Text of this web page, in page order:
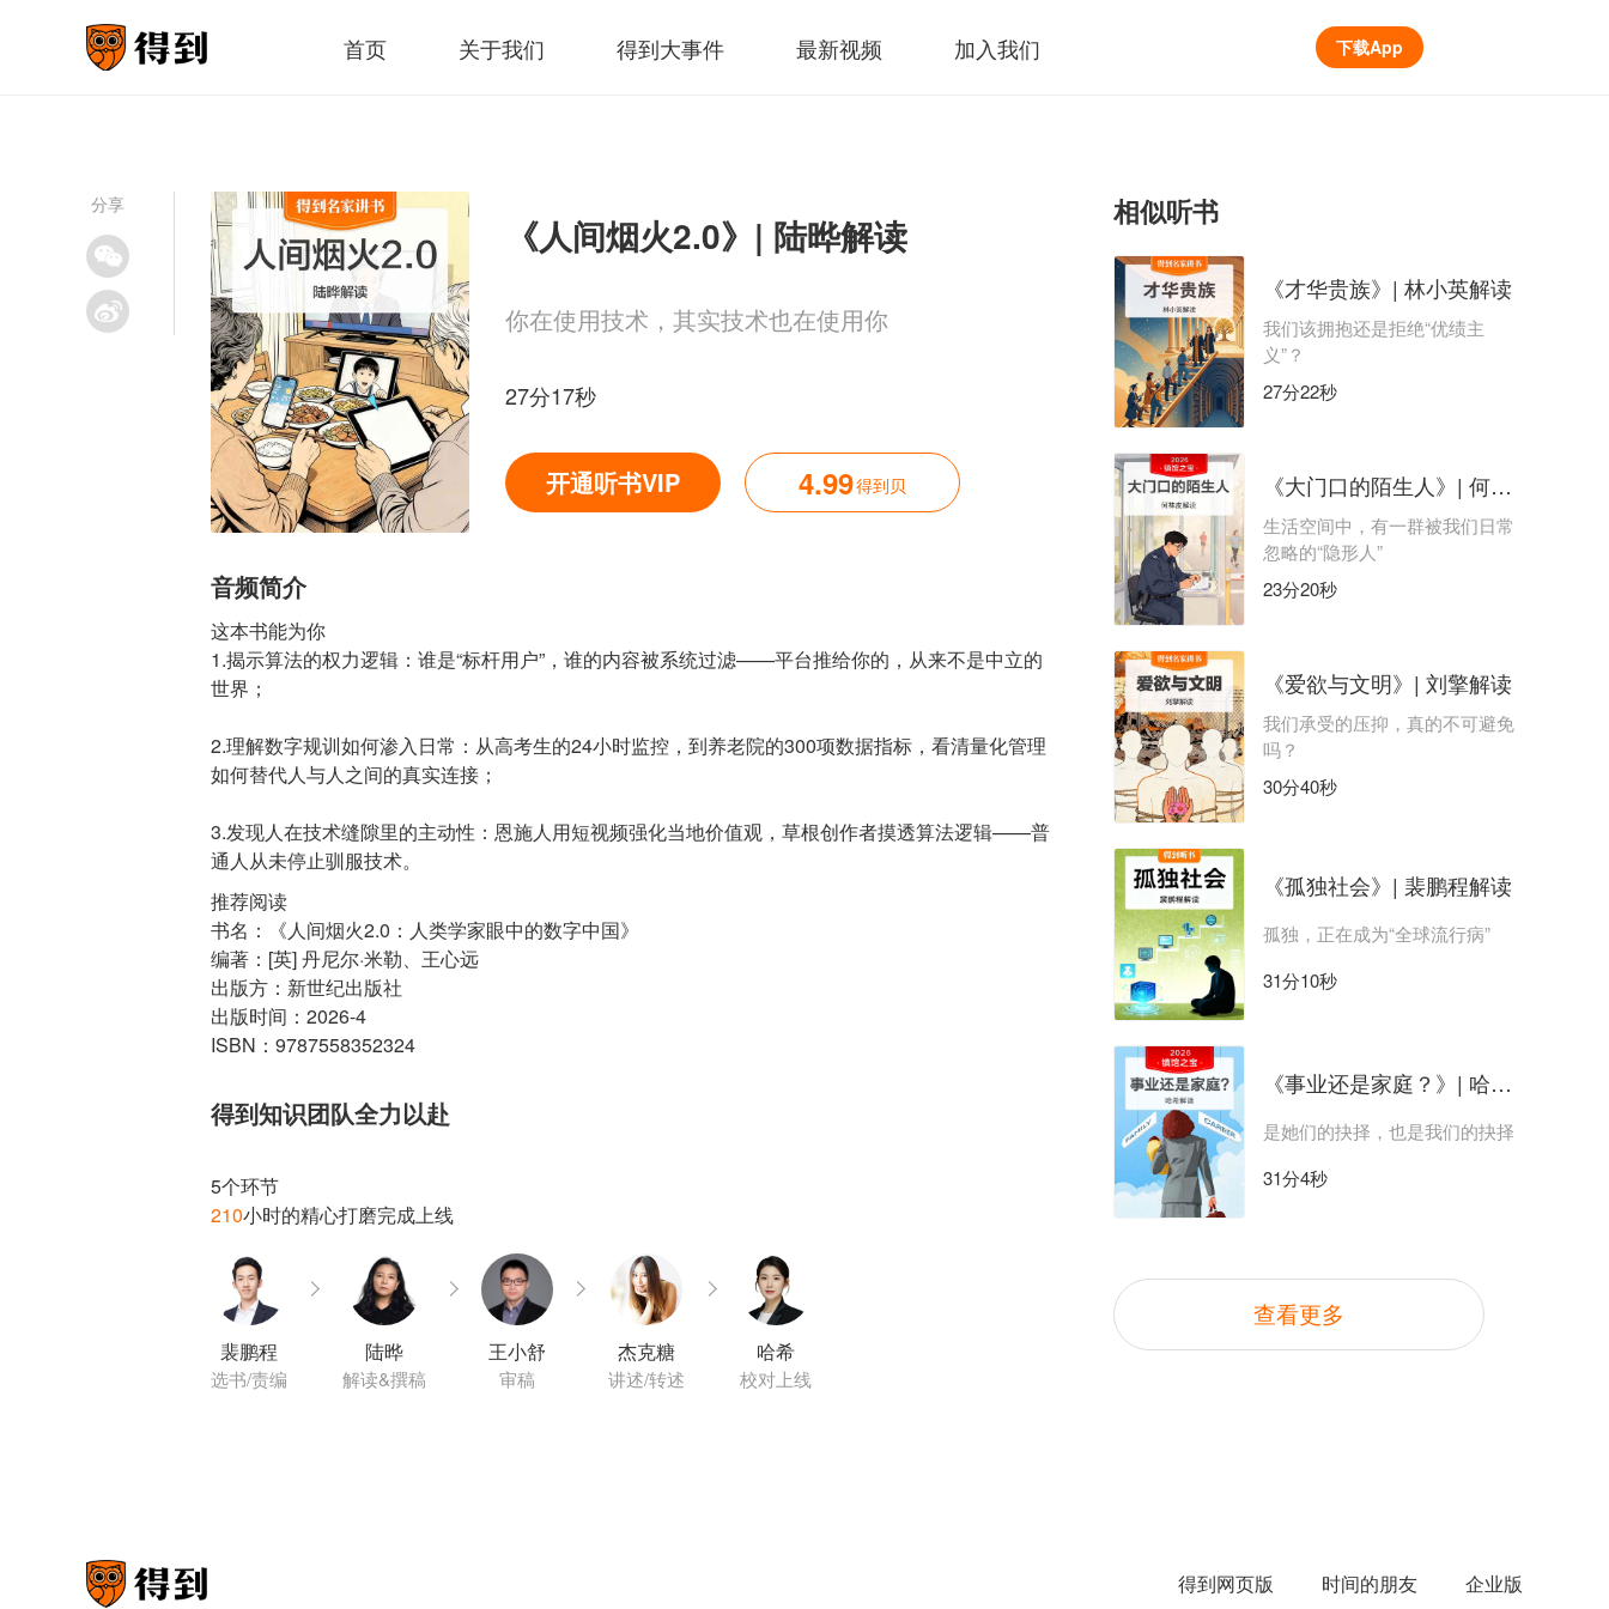
首页 关于我们 得到大事件 最新视频 加入我们 下载App
分享
《人间烟火2.0》| 陆晔解读
你在使用技术，其实技术也在使用你
27分17秒
开通听书VIP 4.99得到贝
音频简介
这本书能为你
1.揭示算法的权力逻辑：谁是“标杆用户”，谁的内容被系统过滤——平台推给你的，从来不是中立的
世界；
2.理解数字规训如何渗入日常：从高考生的24小时监控，到养老院的300项数据指标，看清量化管理
如何替代人与人之间的真实连接；
3.发现人在技术缝隙里的主动性：恩施人用短视频强化当地价值观，草根创作者摸透算法逻辑——普
推荐阅读
书名：《人间烟火2.0：人类学家眼中的数字中国》
编著：[英] 丹尼尔·米勒、王心远
出版方：新世纪出版社
出版时间：2026-4
ISBN：9787558352324
得到知识团队全力以赴
5个环节
210
小时的精心打磨完成上线
裴鹏程
选书/责编
陆晔
解读&撰稿
王小舒
审稿
杰克糖
讲述/转述
哈希
校对上线
相似听书
《才华贵族》| 林小英解读
我们该拥抱还是拒绝“优绩主
义”？
27分22秒
《大门口的陌生人》| 何袜皮解读
生活空间中，有一群被我们日常
忽略的“隐形人”
23分20秒
《爱欲与文明》| 刘擎解读
我们承受的压抑，真的不可避免
吗？
30分40秒
《孤独社会》| 裴鹏程解读
孤独，正在成为“全球流行病”
31分10秒
《事业还是家庭？》| 哈希解读
是她们的抉择，也是我们的抉择
31分4秒
查看更多
得到网页版 时间的朋友 企业版